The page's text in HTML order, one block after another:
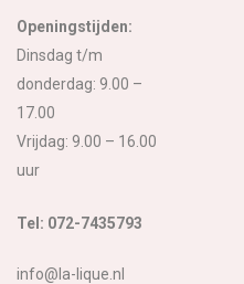
Openingstijden:
Dinsdag t/m
donderdag: 9.00 –
17.00
Vrijdag: 9.00 – 16.00
uur
Tel: 072-7435793
info@la-lique.nl